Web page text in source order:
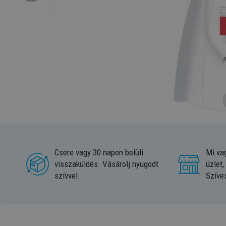
Csere vagy 30 napon belüli
visszaküldés. Vásárolj nyugodt
szívvel.
Mi
üzlet,